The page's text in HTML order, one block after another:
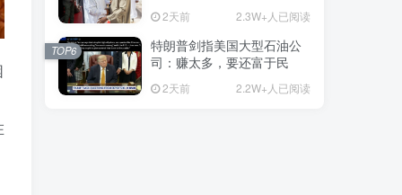
2天前 2.3W+人已阅读
特朗普剑指美国大型石油公
司：赚太多，要还富于民
2天前 2.2W+人已阅读
TOP6